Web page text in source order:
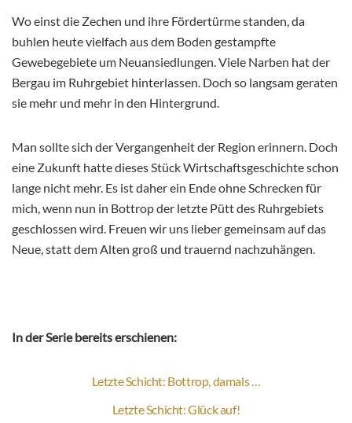
Wo einst die Zechen und ihre Fördertürme standen, da
buhlen heute vielfach aus dem Boden gestampfte
Gewebegebiete um Neuansiedlungen. Viele Narben hat der
Bergau im Ruhrgebiet hinterlassen. Doch so langsam geraten
sie mehr und mehr in den Hintergrund.
Man sollte sich der Vergangenheit der Region erinnern. Doch
eine Zukunft hatte dieses Stück Wirtschaftsgeschichte schon
lange nicht mehr. Es ist daher ein Ende ohne Schrecken für
mich, wenn nun in Bottrop der letzte Pütt des Ruhrgebiets
geschlossen wird. Freuen wir uns lieber gemeinsam auf das
Neue, statt dem Alten groß und trauernd nachzuhängen.
In der Serie bereits erschienen:
Letzte Schicht: Bottrop, damals …
Letzte Schicht: Glück auf!